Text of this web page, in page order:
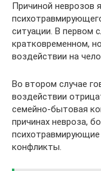
Причиной неврозов
ситуации. В первом
кратковременном,
воздействии на
Во втором случае
воздействии
семейно-бытовая
причинах невроза,
конфликты.